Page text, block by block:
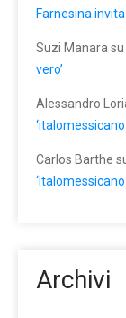
Farnesina
Suzi Manara su
vero’
Alessandro
‘italomessicano
Carlos Barthe
‘italomessicano
Archivi